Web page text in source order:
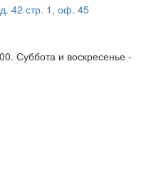
42 стр. 1, оф. 45
Суббота и воскресенье -